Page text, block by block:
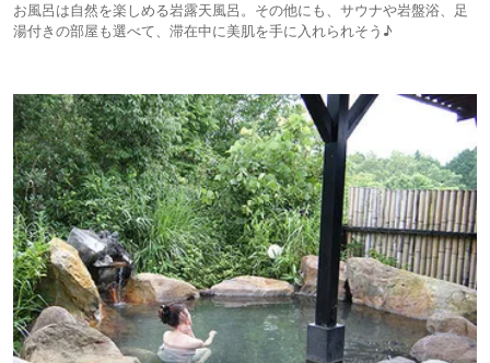
お風呂は自然を楽しめる岩露天風呂。その他にも、サウナや岩盤浴、足
湯付きの部屋も選べて、滞在中に美肌を手に入れられそう♪